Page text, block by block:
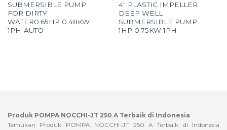
SUBMERSIBLE PUMP
FOR DIRTY
WATER0.65HP 0.48KW
1PH-AUTO
4″ PLASTIC IMPELLER
DEEP WELL
SUBMERSIBLE PUMP
1HP 0.75KW 1PH
Produk POMPA NOCCHI-JT 250 A Terbaik di Indonesia
Temukan Produk POMPA NOCCHI-JT 250 A Terbaik di Indonesia